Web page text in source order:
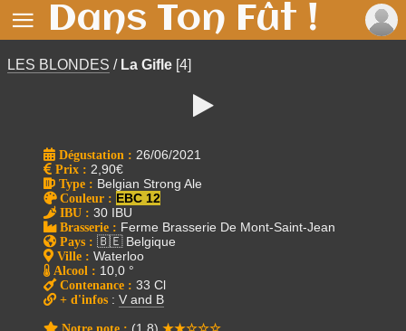
 Dans Ton Fût !
LES BLONDES / La Gifle [4]

Dégustation : 26/06/2021
Prix : 2,90€
Type : Belgian Strong Ale
Couleur : EBC 12
IBU : 30 IBU
Brasserie : Ferme Brasserie De Mont-Saint-Jean
Pays : 🇧🇪 Belgique
Ville : Waterloo
Alcool : 10,0 °
Contenance : 33 Cl
+ d'infos : V and B
Notre note :